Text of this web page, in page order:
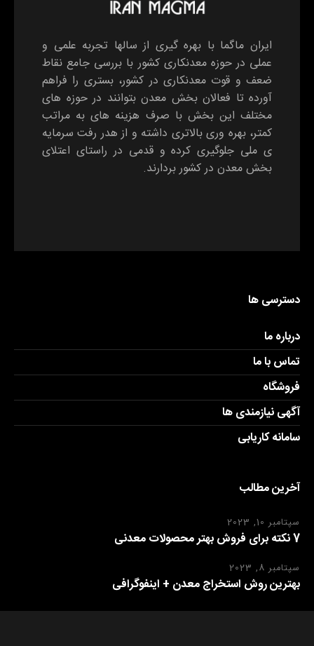
ایران ماگما با بهره گیری از سالها تجربه علمی و
عملی در حوزه معدنکاری کشور با بررسی جامع نقاط
ضعف و قوت معدنکاری در کشور، بستری را فراهم
آورده تا فعالان بخش معدن بتوانند در حوزه های
مختلف این بخش با صرف هزینه های به مراتب
کمتر، بهره وری بالاتری داشته و از هدر رفت سرمایه
ی ملی جلوگیری کرده و قدمی در راستای اعتلای
بخش معدن در کشور بردارند.
دسترسی ها
درباره ما
تماس با ما
فروشگاه
آگهی نیازمندی ها
سامانه کاریابی
آخرین مطالب
سپتامبر 10, 2023
7 نکته برای فروش بهتر محصولات معدنی
سپتامبر 8, 2023
بهترین روش استخراج معدن + اینفوگرافی